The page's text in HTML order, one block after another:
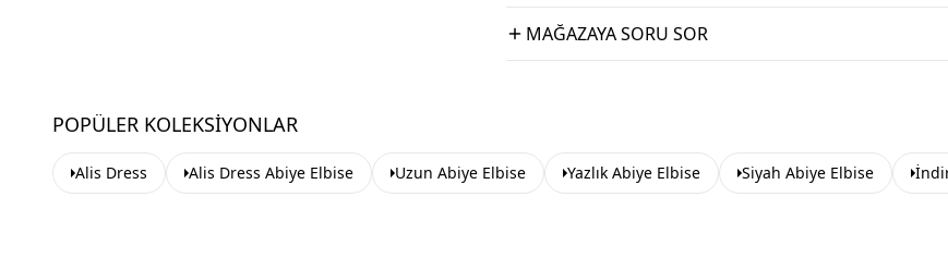
MAĞAZAYA SORU SOR
POPÜLER KOLEKSIYONLAR
Alis Dress Alis Dress Abiye Elbise Uzun Abiye Elbise Yazlık Abiye Elbise Siyah Abiye Elbise